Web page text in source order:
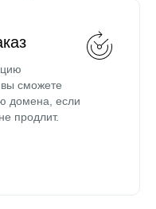
сможете
домена, если
продлит.